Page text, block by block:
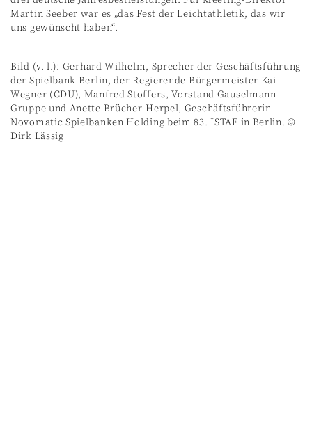
Martin Seeber war es „das Fest der Leichtathletik, das wir
uns gewünscht haben“.
Bild (v. l.): Gerhard Wilhelm, Sprecher der Geschäftsführung
der Spielbank Berlin, der Regierende Bürgermeister Kai
Wegner (CDU), Manfred Stoffers, Vorstand Gauselmann
Gruppe und Anette Brücher-Herpel, Geschäftsführerin
Novomatic Spielbanken Holding beim 83. ISTAF in Berlin. ©
Dirk Lässig